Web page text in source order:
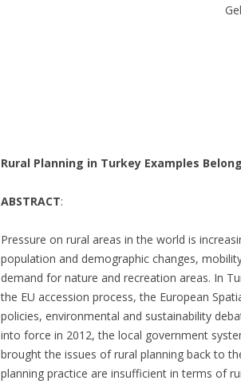
Rural Planning in Turkey Examples
ABSTRACT:
Pressure on rural areas in the world is
population and demographic changes,
demand for nature and recreation areas. In
the EU accession process, the European
policies, environmental and sustainability
into force in 2012, the local government
brought the issues of rural planning back to
planning practice are insufficient in terms of